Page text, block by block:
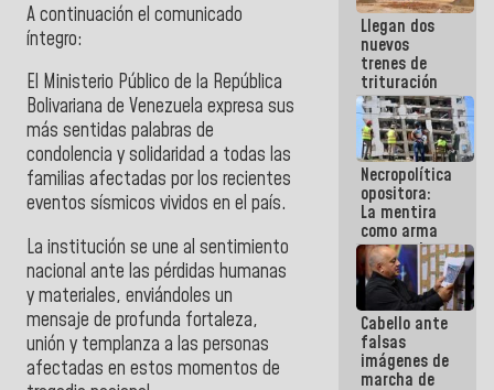
A continuación el comunicado
íntegro:
El Ministerio Público de la República
Bolivariana de Venezuela expresa sus
más sentidas palabras de
condolencia y solidaridad a todas las
familias afectadas por los recientes
eventos sísmicos vividos en el país.
La institución se une al sentimiento
nacional ante las pérdidas humanas
y materiales, enviándoles un
mensaje de profunda fortaleza,
unión y templanza a las personas
afectadas en estos momentos de
Llegan dos
nuevos
trenes de
trituración
para
optimizar
manejo de
escombros
en La Guaira
Necropolítica
opositora:
La mentira
como arma
contra el
Pueblo
Cabello ante
falsas
imágenes de
marcha de